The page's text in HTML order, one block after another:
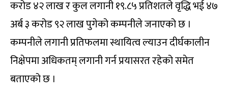
करोड ४२ लाख र कुल लगानी १९.८५ प्रतिशतले वृद्धि भई ४७
अर्ब ३ करोड ९२ लाख पुगेको कम्पनीले जनाएको छ ।
कम्पनीले लगानी प्रतिफलमा स्थायित्व ल्याउन दीर्घकालीन
निक्षेपमा अधिकतम् लगानी गर्न प्रयासरत रहेको समेत
बताएको छ ।